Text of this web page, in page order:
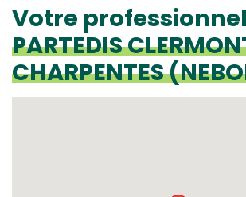
Votre
PARTEDIS
CHARPENTES